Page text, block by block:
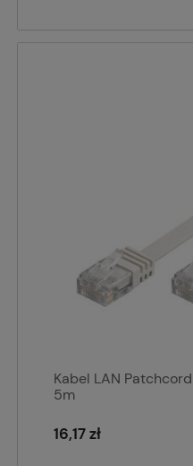
Kabel LAN
5m
16,17 zł